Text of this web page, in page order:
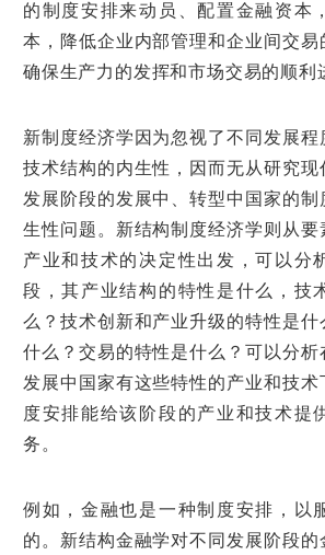
的制度安排来动员、配置金融资本
本，降低企业内部管理和企业间交易
确保生产力的发挥和市场交易的顺利
新制度经济学因为忽视了不同发展程
技术结构的内生性，因而无从研究现
发展阶段的发展中、转型中国家的制
生性问题。新结构制度经济学则从要
产业和技术的决定性出发，可以分
段，其产业结构的特性是什么，技
么？技术创新和产业升级的特性是什
什么？交易的特性是什么？可以分析
发展中国家有这些特性的产业和技术
度安排能给该阶段的产业和技术提
务。
例如，金融也是一种制度安排，以
的。新结构金融学对不同发展阶段的